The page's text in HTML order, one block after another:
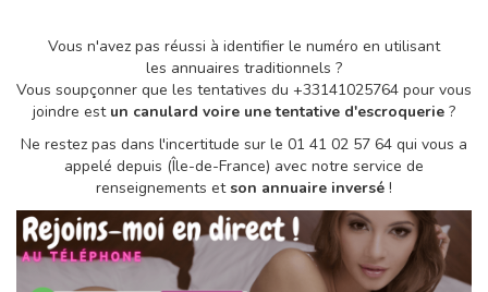
Vous n'avez pas réussi à identifier le numéro en utilisant
les annuaires traditionnels ?
Vous soupçonner que les tentatives du +33141025764 pour vous
joindre est un canulard voire une tentative d'escroquerie ?
Ne restez pas dans l'incertitude sur le 01 41 02 57 64 qui vous a
appelé depuis (Île-de-France) avec notre service de
renseignements et son annuaire inversé !